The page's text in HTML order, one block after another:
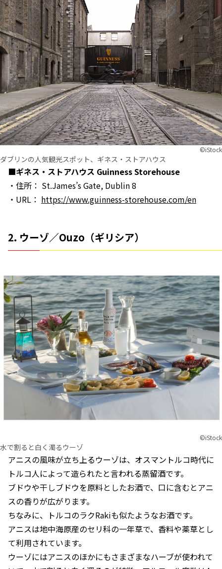
©︎iStock
ダブリンの人気観光スポット、ギネス・ストアハウス
■ギネス・ストアハウス Guinness Storehouse
・住所： St.James’s Gate, Dublin 8
・URL： https://www.guinness-storehouse.com/en
2. ウーゾ／Ouzo（ギリシア）
©︎iStock
水で割ると白く濁るウーゾ
アニスの風味が立ち上るウーゾは、オスマントルコ時代に
トルコ人によって造られたと言われる蒸留酒です。
ブドウや干しブドウを原料としたお酒で、口に含むとアニ
スの香りが広がります。
ちなみに、トルコのラクRakiも似たようなお酒です。
アニスは地中海原産のセリ科の一年草で、香料や薬草とし
て利用されています。
ウーゾにはアニスのほかにもさまざまなハーブが使われて